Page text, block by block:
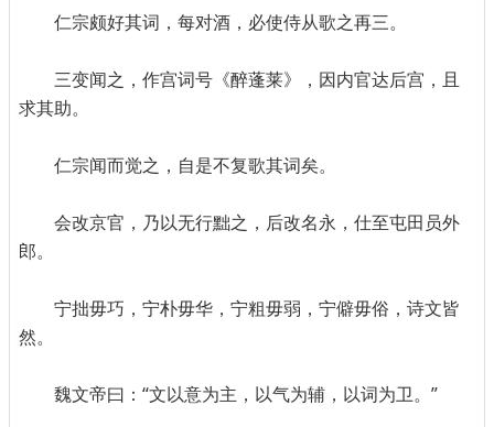
仁宗颇好其词，每对酒，必使侍从歌之再三。
三变闻之，作宫词号《醉蓬莱》，因内官达后宫，且
求其助。
仁宗闻而觉之，自是不复歌其词矣。
会改京官，乃以无行黜之，后改名永，仕至屯田员外
郎。
宁拙毋巧，宁朴毋华，宁粗毋弱，宁僻毋俗，诗文皆
然。
魏文帝曰：“文以意为主，以气为辅，以词为卫。”